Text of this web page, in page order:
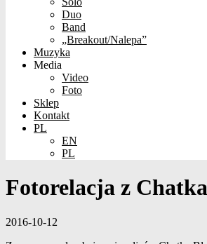
Duo
Band
„Breakout/Nalepa”
Muzyka
Media
Video
Foto
Sklep
Kontakt
PL
EN
PL
Fotorelacja z
2016-10-12